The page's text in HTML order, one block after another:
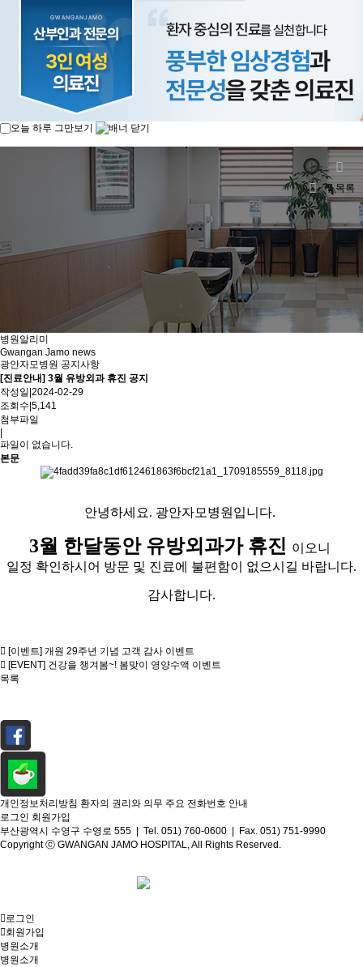
오늘 하루 그만보기
병원알리미
Gwangan Jamo news
광안자모병원 공지사항
목록
[진료안내] 3월 유방외과 휴진 공지
작성일 2024-02-29
조회수 5,141
첨부파일
파일이 없습니다.
본문
안녕하세요. 광안자모병원입니다.
3월 한달동안 유방외과가 휴진 이오니
일정 확인하시어 방문 및 진료에 불편함이 없으시길 바랍니다.
감사합니다.
[이벤트] 개원 29주년 기념 고객 감사 이벤트
[EVENT] 건강을 챙겨봄~! 봄맞이 영양수액 이벤트
목록
개인정보처리방침 환자의 권리와 의무 주요 전화번호 안내
로그인 회원가입
부산광역시 수영구 수영로 555 | Tel. 051) 760-0600 | Fax. 051) 751-9990
Copyright ⓒ GWANGAN JAMO HOSPITAL, All Rights Reserved.
로그인
회원가입
병원소개
병원소개